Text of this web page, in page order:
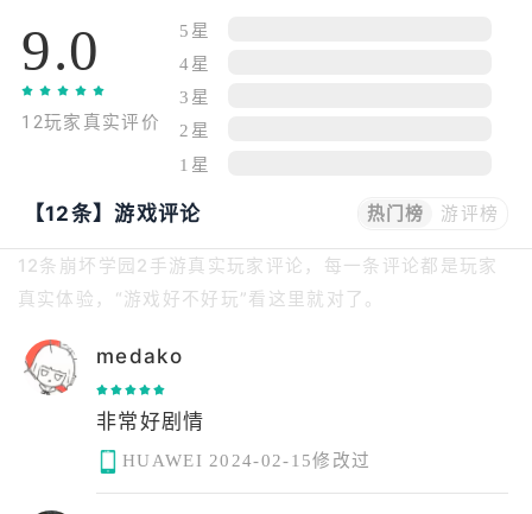
9.0
12玩家真实评价
5星
4星
3星
2星
1星
【12条】游戏评论 热门榜 游评榜
12条崩坏学园2手游真实玩家评论，每一条评论都是玩家
真实体验，“游戏好不好玩”看这里就对了。
medako
非常好剧情
HUAWEI 2024-02-15修改过